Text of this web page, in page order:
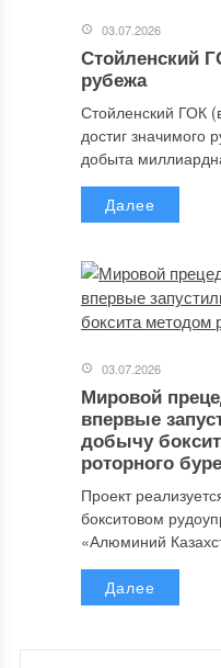
03.07.2026
Стойленский
рубежа
Стойленский ГОК
достиг значимого
добыта
Далее
03.07.2026
Мировой
впервые
добычу
роторного
Проект
бокситовом
«Алюминий
Далее